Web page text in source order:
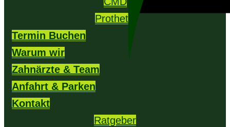
Prothetik
Termin Buchen
Warum wir
Zahnärzte & Team
Anfahrt & Parken
Kontakt
Ratgeber